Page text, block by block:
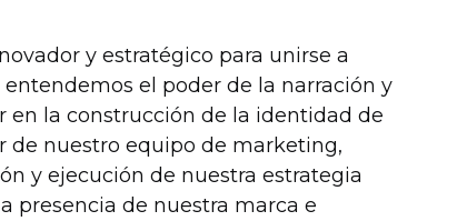
y estratégico para unirse a
el poder de la narración y
la construcción de la identidad de
de nuestro equipo de marketing,
y ejecución de nuestra estrategia
presencia de nuestra marca e